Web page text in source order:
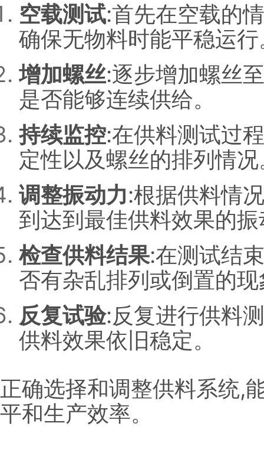
空载测试:首先在空载的
确保无物料时能平稳运行
增加螺丝:逐步增加螺丝
是否能够连续供给。
持续监控:在供料测试过
定性以及螺丝的排列情
调整振动力:根据供料情
到达到最佳供料效果的
检查供料结果:在测试结
否有杂乱排列或倒置的
反复试验:反复进行供料
供料效果依旧稳定。
正确选择和调整供料系统,
平和生产效率。